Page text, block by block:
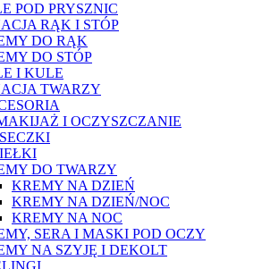
POD PRYSZNIC
RĄK I STÓP
DO RĄK
DO STÓP
I KULE
TWARZY
I OCZYSZCZANIE
DO TWARZY
KREMY NA DZIEŃ
KREMY NA DZIEŃ/NOC
KREMY NA NOC
SERA I MASKI POD OCZY
NA SZYJĘ I DEKOLT